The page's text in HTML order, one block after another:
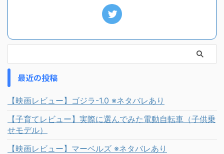
最近の投稿
【映画レビュー】ゴジラ-1.0 ※ネタバレあり
【子育てレビュー】実際に選んでみた電動自転車（子供乗
せモデル）
【映画レビュー】マーベルズ ※ネタバレあり